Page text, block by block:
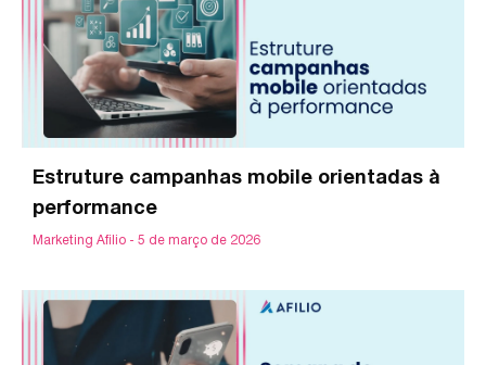
Estruture campanhas mobile orientadas à
performance
Marketing Afilio 5 de março de 2026